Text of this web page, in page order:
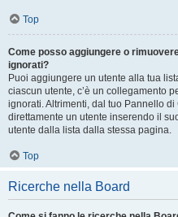
Top
Come posso aggiungere o
ignorati?
Puoi aggiungere un utente alla tua
ciascun utente, c’è un collegamento
ignorati. Altrimenti, dal tuo Pannello
direttamente un utente inserendo il
utente dalla lista dalla stessa pagina.
Top
Ricerche nella Board